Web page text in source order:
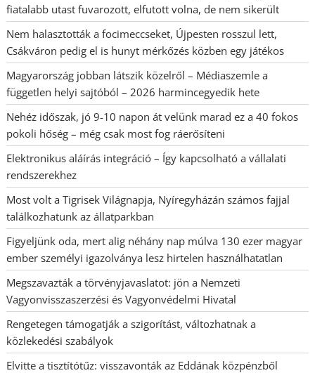
fiatalabb utast fuvarozott, elfutott volna, de nem sikerült
Nem halasztották a focimeccseket, Újpesten rosszul lett,
Csákváron pedig el is hunyt mérkőzés közben egy játékos
Magyarország jobban látszik közelről – Médiaszemle a
független helyi sajtóból – 2026 harmincegyedik hete
Nehéz időszak, jó 9-10 napon át velünk marad ez a 40 fokos
pokoli hőség – még csak most fog ráerősíteni
Elektronikus aláírás integráció – Így kapcsolható a vállalati
rendszerekhez
Most volt a Tigrisek Világnapja, Nyíregyházán számos fajjal
találkozhatunk az állatparkban
Figyeljünk oda, mert alig néhány nap múlva 130 ezer magyar
ember személyi igazolványa lesz hirtelen használhatatlan
Megszavazták a törvényjavaslatot: jön a Nemzeti
Vagyonvisszaszerzési és Vagyonvédelmi Hivatal
Rengetegen támogatják a szigorítást, változhatnak a
közlekedési szabályok
Elvitte a tisztítótűz: visszavonták az Eddának közpénzből